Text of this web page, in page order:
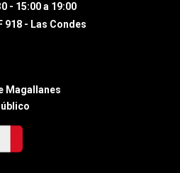
- 15:00 a 19:00
918 - Las Condes
Magallanes